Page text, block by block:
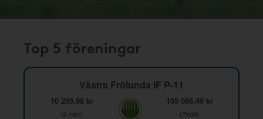
Top 5 föreningar
Västra Frölunda IF P-11
10 295,98 kr
(3 mån)
105 086,40 kr
(Totalt)